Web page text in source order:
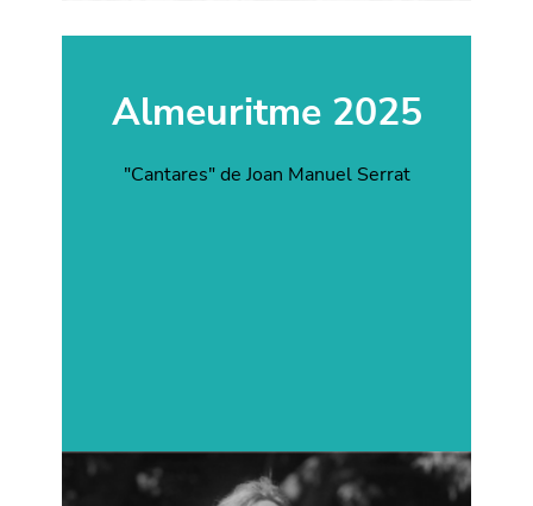
Almeuritme 2025
"Cantares" de Joan Manuel Serrat